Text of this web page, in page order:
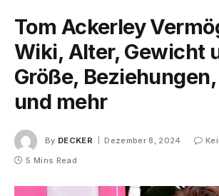
Tom Ackerley
Wiki, Alter, Gewicht
Größe,
und mehr
By DECKER Dezember 8, 2024
5 Mins Read